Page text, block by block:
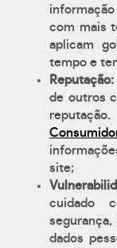
com mais
aplicam
tempo e
Reputação:
de outros
site;
cuidado
dados